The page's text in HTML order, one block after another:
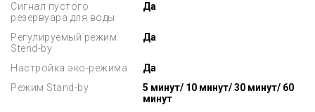
Сигнал пустого
резервуара для воды
Да
Регулируемый режим
Stend-by
Да
Настройка эко-режима
Да
Режим Stand-by
5 минут/ 10 минут/ 30 минут/ 60
минут